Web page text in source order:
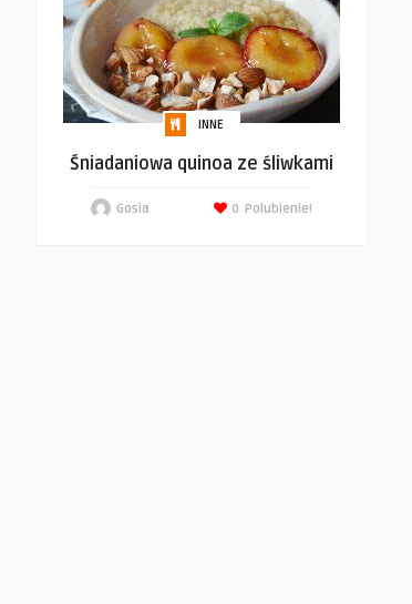
INNE
Śniadaniowa quinoa ze śliwkami
Gosia Polubienie!
0